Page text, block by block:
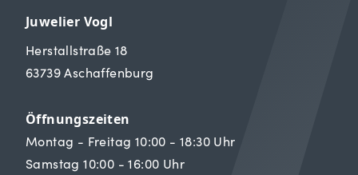
Juwelier Vogl
Herstallstraße 18
63739 Aschaffenburg
Öffnungszeiten
Montag - Freitag 10:00 - 18:30 Uhr
Samstag 10:00 - 16:00 Uhr